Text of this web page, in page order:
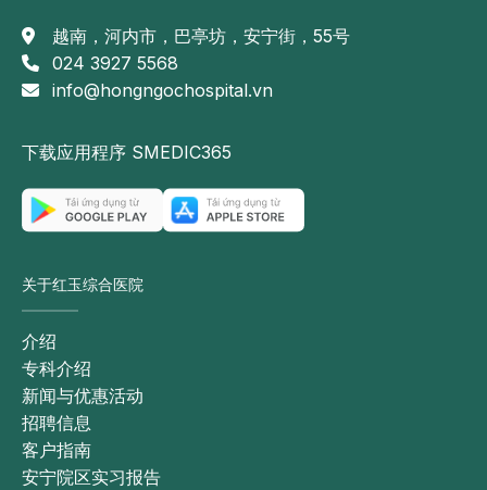
越南，河内市，巴亭坊，安宁街，55号
024 3927 5568
info@hongngochospital.vn
下载应用程序 SMEDIC365
关于红玉综合医院
介绍
专科介绍
新闻与优惠活动
招聘信息
客户指南
安宁院区实习报告